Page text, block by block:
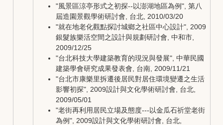
"風景區涼亭形式之初探--以澎湖地區為例", 第八
屆造園景觀學術研討會, 台北, 2010/03/20
"就在地老化觀點探討城鄉之社區中心設計", 2009
銀髮族樂活空間之設計與規劃研討會, 中和市,
2009/12/25
"台北科技大學建築教育的現況與發展", 中華民國
建築學會研究成果發表會, 台南, 2009/11/21
"台北市康樂里拆遷後居民對居住環境變遷之生活
影響初探", 2009設計與文化學術研討會, 台北,
2009/05/01
"老街再利用居民立場及態度---以金瓜石祈堂老街
為例", 2009設計與文化學術研討會, 台北,